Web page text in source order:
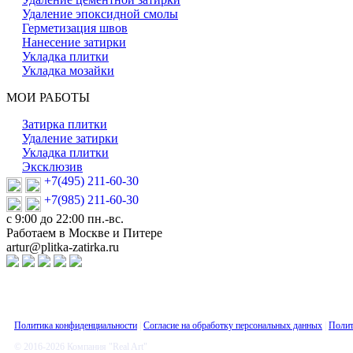
Удаление эпоксидной смолы
Герметизация швов
Нанесение затирки
Укладка плитки
Укладка мозайки
МОИ РАБОТЫ
Затирка плитки
Удаление затирки
Укладка плитки
Эксклюзив
+7(495) 211-60-30
+7(985) 211-60-30
с 9:00 до 22:00 пн.-вс.
Работаем в Москве и Питере
artur@plitka-zatirka.ru
Политика конфиденциальности Согласие на обработку персональных данных
© 2016-2026 Компания "Real Art"